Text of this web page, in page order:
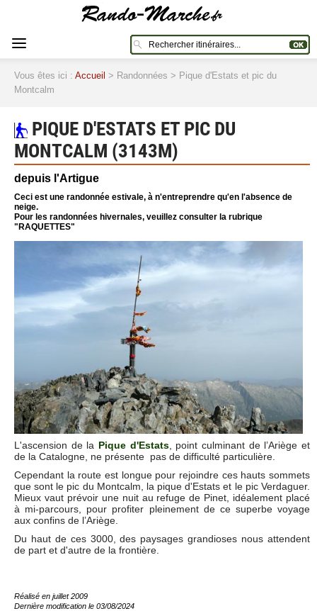
Vous êtes ici : Accueil > Randonnées > Pique d'Estats et pic du
Montcalm
PIQUE D'ESTATS ET PIC DU
MONTCALM (3143M)
depuis l'Artigue
Ceci est une randonnée estivale, à n'entreprendre qu'en l'absence de
neige.
Pour les randonnées hivernales, veuillez consulter la rubrique
"RAQUETTES"
L'ascension de la Pique d'Estats, point culminant de l’Ariège et
de la Catalogne, ne présente pas de difficulté particulière.
Cependant la route est longue pour rejoindre ces hauts sommets
que sont le pic du Montcalm, la pique d'Estats et le pic Verdaguer.
Mieux vaut prévoir une nuit au refuge de Pinet, idéalement placé
à mi-parcours, pour profiter pleinement de ce superbe voyage
aux confins de l’Ariège.
Du haut de ces 3000, des paysages grandioses nous attendent
de part et d'autre de la frontière.
Réalisé en juillet 2009
Dernière modification le 03/08/2024